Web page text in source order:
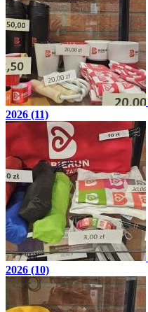
2026 (11)
2026 (10)